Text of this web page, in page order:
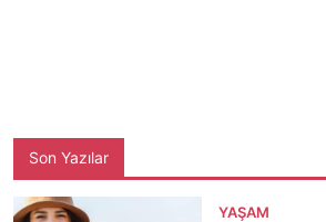
Son Yazılar
YAŞAM